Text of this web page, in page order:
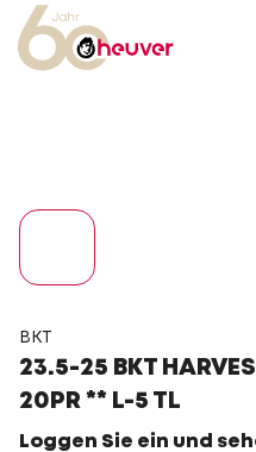
BKT
23.5-25 BKT
20PR ** L-5 TL
Loggen Sie ein und